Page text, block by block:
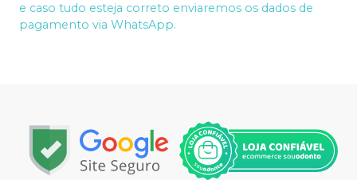
e caso tudo esteja correto enviaremos os dados de
pagamento via WhatsApp.